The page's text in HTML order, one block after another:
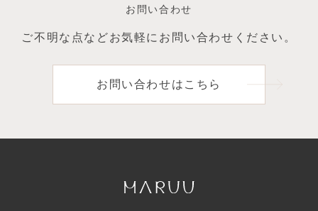
お問い合わせ
ご不明な点などお気軽にお問い合わせください。
お問い合わせはこちら